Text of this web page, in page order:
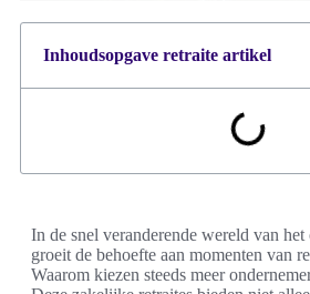
Inhoudsopgave retraite artikel
In de snel veranderende wereld van het
groeit de behoefte aan momenten van
Waarom kiezen steeds meer